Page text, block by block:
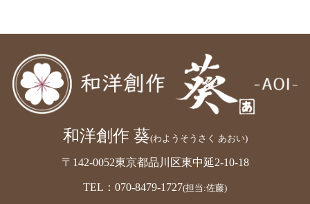
和洋創作 葵(わようそうさく あおい)
〒142-0052東京都品川区東中延2-10-18
TEL：070-8479-1727(担当:佐藤)